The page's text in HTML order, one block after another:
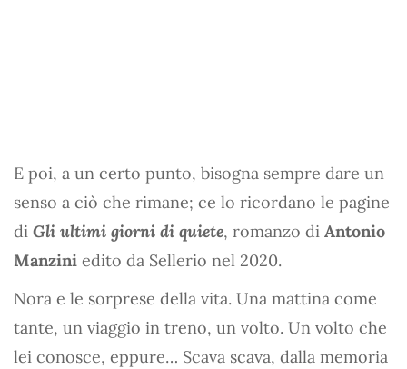
E poi, a un certo punto, bisogna sempre dare un
senso a ciò che rimane; ce lo ricordano le pagine
di Gli ultimi giorni di quiete, romanzo di Antonio
Manzini edito da Sellerio nel 2020.
Nora e le sorprese della vita. Una mattina come
tante, un viaggio in treno, un volto. Un volto che
lei conosce, eppure… Scava scava, dalla memoria